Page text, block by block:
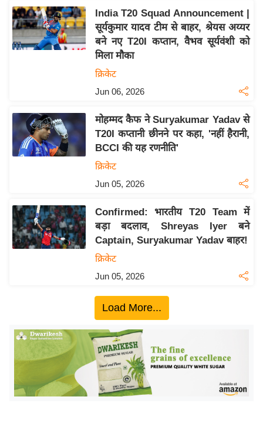
प
र
मि
मि
सा
ल
त
यं
ग
त्य
ज
त
India T20 Squad Announcement |
सूर्यकुमार यादव टीम से बाहर, श्रेयस अय्यर
बने नए T20I कप्तान, वैभव सूर्यवंशी को
मिला मौका
क्रिकेट
Jun 06, 2026
मोहम्मद कैफ ने Suryakumar Yadav से
T20I कप्तानी छीनने पर कहा, 'नहीं हैरानी,
BCCI की यह रणनीति'
क्रिकेट
Jun 05, 2026
Confirmed: भारतीय T20 Team में
बड़ा बदलाव, Shreyas Iyer बने
Captain, Suryakumar Yadav बाहर!
क्रिकेट
Jun 05, 2026
Load More...